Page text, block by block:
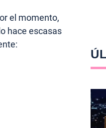
el momento,
hace escasas